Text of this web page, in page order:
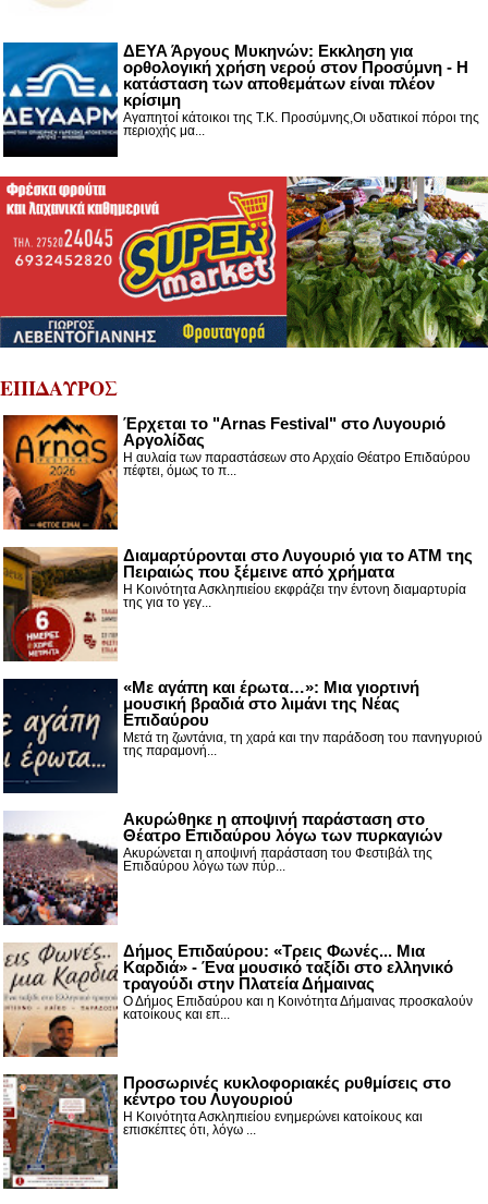
ΔΕΥΑ Άργους Μυκηνών: Εκκληση για
ορθολογική χρήση νερού στον Προσύμνη - Η
κατάσταση των αποθεμάτων είναι πλέον
κρίσιμη
Αγαπητοί κάτοικοι της Τ.Κ. Προσύμνης,Οι υδατικοί πόροι της
περιοχής μα...
ΕΠΙΔΑΥΡΟΣ
Έρχεται το "Arnas Festival" στο Λυγουριό
Αργολίδας
Η αυλαία των παραστάσεων στο Αρχαίο Θέατρο Επιδαύρου
πέφτει, όμως το π...
Διαμαρτύρονται στο Λυγουριό για το ΑΤΜ της
Πειραιώς που ξέμεινε από χρήματα
Η Κοινότητα Ασκληπιείου εκφράζει την έντονη διαμαρτυρία
της για το γεγ...
«Με αγάπη και έρωτα…»: Μια γιορτινή
μουσική βραδιά στο λιμάνι της Νέας
Επιδαύρου
Μετά τη ζωντάνια, τη χαρά και την παράδοση του πανηγυριού
της παραμονή...
Ακυρώθηκε η αποψινή παράσταση στο
Θέατρο Επιδαύρου λόγω των πυρκαγιών
Ακυρώνεται η αποψινή παράσταση του Φεστιβάλ της
Επιδαύρου λόγω των πύρ...
Δήμος Επιδαύρου: «Τρεις Φωνές... Μια
Καρδιά» - Ένα μουσικό ταξίδι στο ελληνικό
τραγούδι στην Πλατεία Δήμαινας
Ο Δήμος Επιδαύρου και η Κοινότητα Δήμαινας προσκαλούν
κατοίκους και επ...
Προσωρινές κυκλοφοριακές ρυθμίσεις στο
κέντρο του Λυγουριού
Η Κοινότητα Ασκληπιείου ενημερώνει κατοίκους και
επισκέπτες ότι, λόγω ...